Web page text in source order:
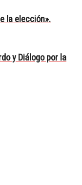
la elección».
y Diálogo por la